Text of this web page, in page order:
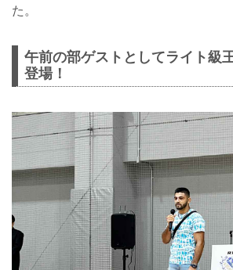
た。
午前の部ゲストとしてライト級
登場！